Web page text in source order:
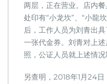
两层，正在营业。店内
处印有“小龙坎”、“小龍
后，工作人员为刘青出
一张代金券。刘青对上
照，公证人员就上述情况
另查明，2018年1月24